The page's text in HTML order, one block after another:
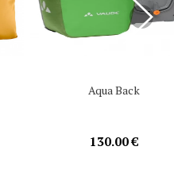
Aqua Back
130.00 €